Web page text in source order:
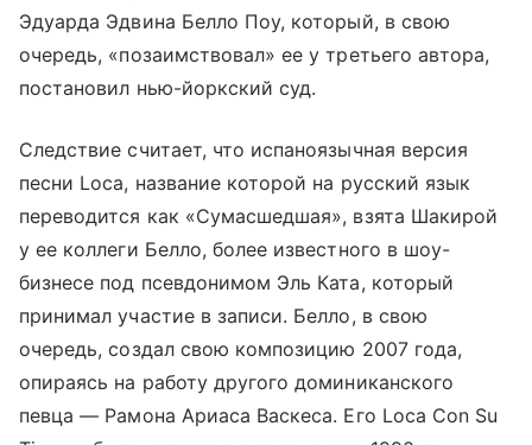
Эдуарда Эдвина Белло Поу, который, в свою
очередь, «позаимствовал» ее у третьего автора,
постановил нью-йоркский суд.
Следствие считает, что испаноязычная версия
песни Loca, название которой на русский язык
переводится как «Сумасшедшая», взята Шакирой
у ее коллеги Белло, более известного в шоу-
бизнесе под псевдонимом Эль Ката, который
принимал участие в записи. Белло, в свою
очередь, создал свою композицию 2007 года,
опираясь на работу другого доминиканского
певца — Рамона Ариаса Васкеса. Его Loca Con Su